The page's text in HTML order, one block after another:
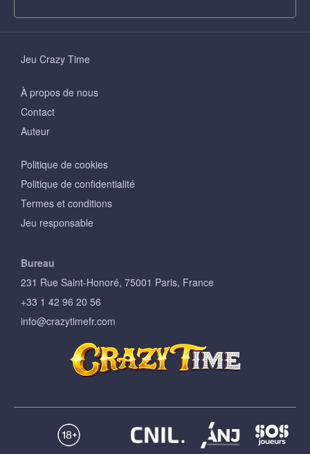
Jeu Crazy Time
À propos de nous
Contact
Auteur
Politique de cookies
Politique de confidentialité
Termes et conditions
Jeu responsable
Bureau
231 Rue Saint-Honoré, 75001 Paris, France
+33 1 42 96 20 56
info@crazytimefr.com